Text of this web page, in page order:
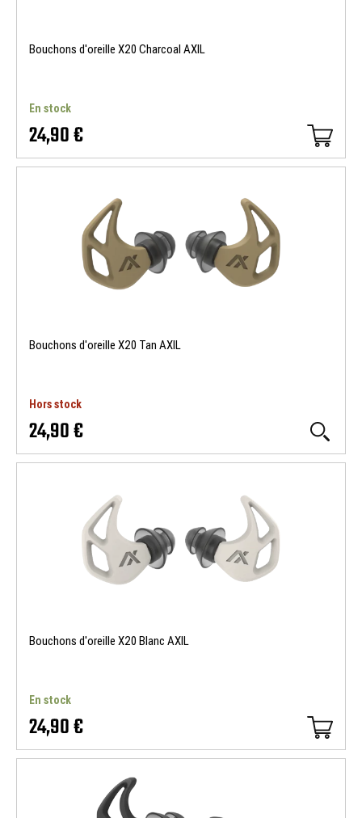
Bouchons d'oreille X20 Charcoal AXIL
En stock
24,90 €
Bouchons d'oreille X20 Tan AXIL
Hors stock
24,90 €
Bouchons d'oreille X20 Blanc AXIL
En stock
24,90 €